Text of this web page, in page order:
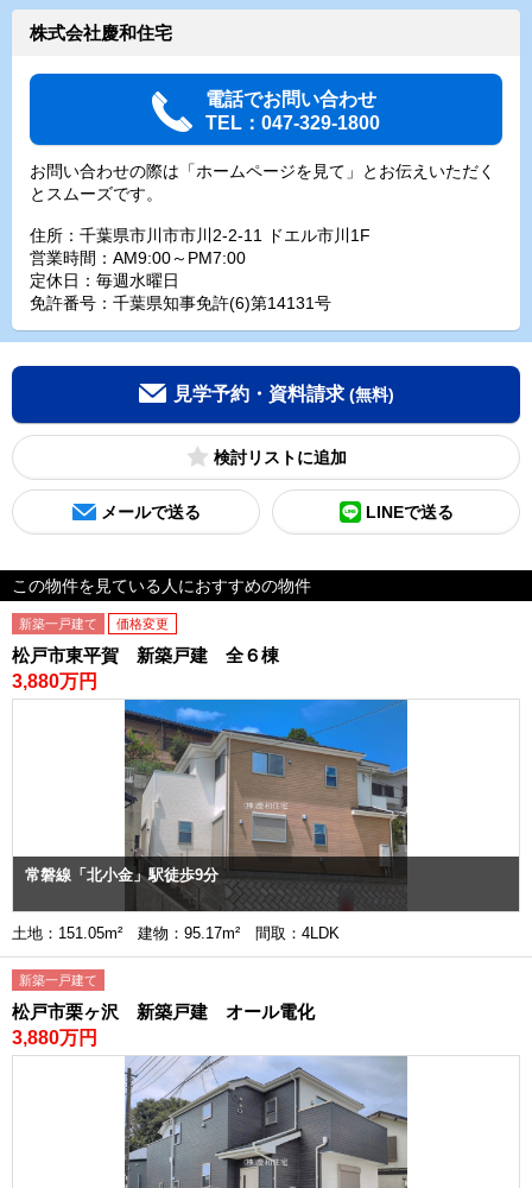
株式会社慶和住宅
電話でお問い合わせ
TEL：047-329-1800
お問い合わせの際は「ホームページを見て」とお伝えいただく
とスムーズです。
住所：千葉県市川市市川2-2-11 ドエル市川1F
営業時間：AM9:00～PM7:00
定休日：毎週水曜日
免許番号：千葉県知事免許(6)第14131号
見学予約・資料請求 (無料)
検討リスト
メールで送る LINEで送る
この物件を見ている人におすすめの物件
新築一戸建て 価格変更
松戸市東平賀 新築戸建 全６棟
3,880万円
常磐線「北小金」駅徒歩9分
土地：151.05m² 建物：95.17m² 間取：4LDK
新築一戸建て
松戸市栗ヶ沢 新築戸建 オール電化
3,880万円